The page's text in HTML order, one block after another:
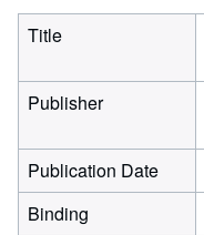
Title
Publisher
Publication Date
Binding